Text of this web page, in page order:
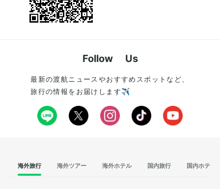
Follow Us
最新の渡航ニュースやおすすめスポットなど、
旅行の情報をお届けします✈️
海外旅行 海外ツアー 海外ホテル 国内旅行 国内ホテル